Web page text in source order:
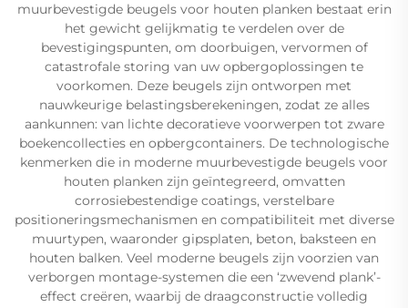
muurbevestigde beugels voor houten planken bestaat erin
het gewicht gelijkmatig te verdelen over de
bevestigingspunten, om doorbuigen, vervormen of
catastrofale storing van uw opbergoplossingen te
voorkomen. Deze beugels zijn ontworpen met
nauwkeurige belastingsberekeningen, zodat ze alles
aankunnen: van lichte decoratieve voorwerpen tot zware
boekencollecties en opbergcontainers. De technologische
kenmerken die in moderne muurbevestigde beugels voor
houten planken zijn geïntegreerd, omvatten
corrosiebestendige coatings, verstelbare
positioneringsmechanismen en compatibiliteit met diverse
muurtypen, waaronder gipsplaten, beton, baksteen en
houten balken. Veel moderne beugels zijn voorzien van
verborgen montage-systemen die een ‘zwevend plank’-
effect creëren, waarbij de draagconstructie volledig